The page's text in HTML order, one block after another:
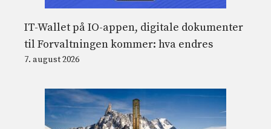
IT-Wallet på IO-appen, digitale dokumenter
til Forvaltningen kommer: hva endres
7. august 2026